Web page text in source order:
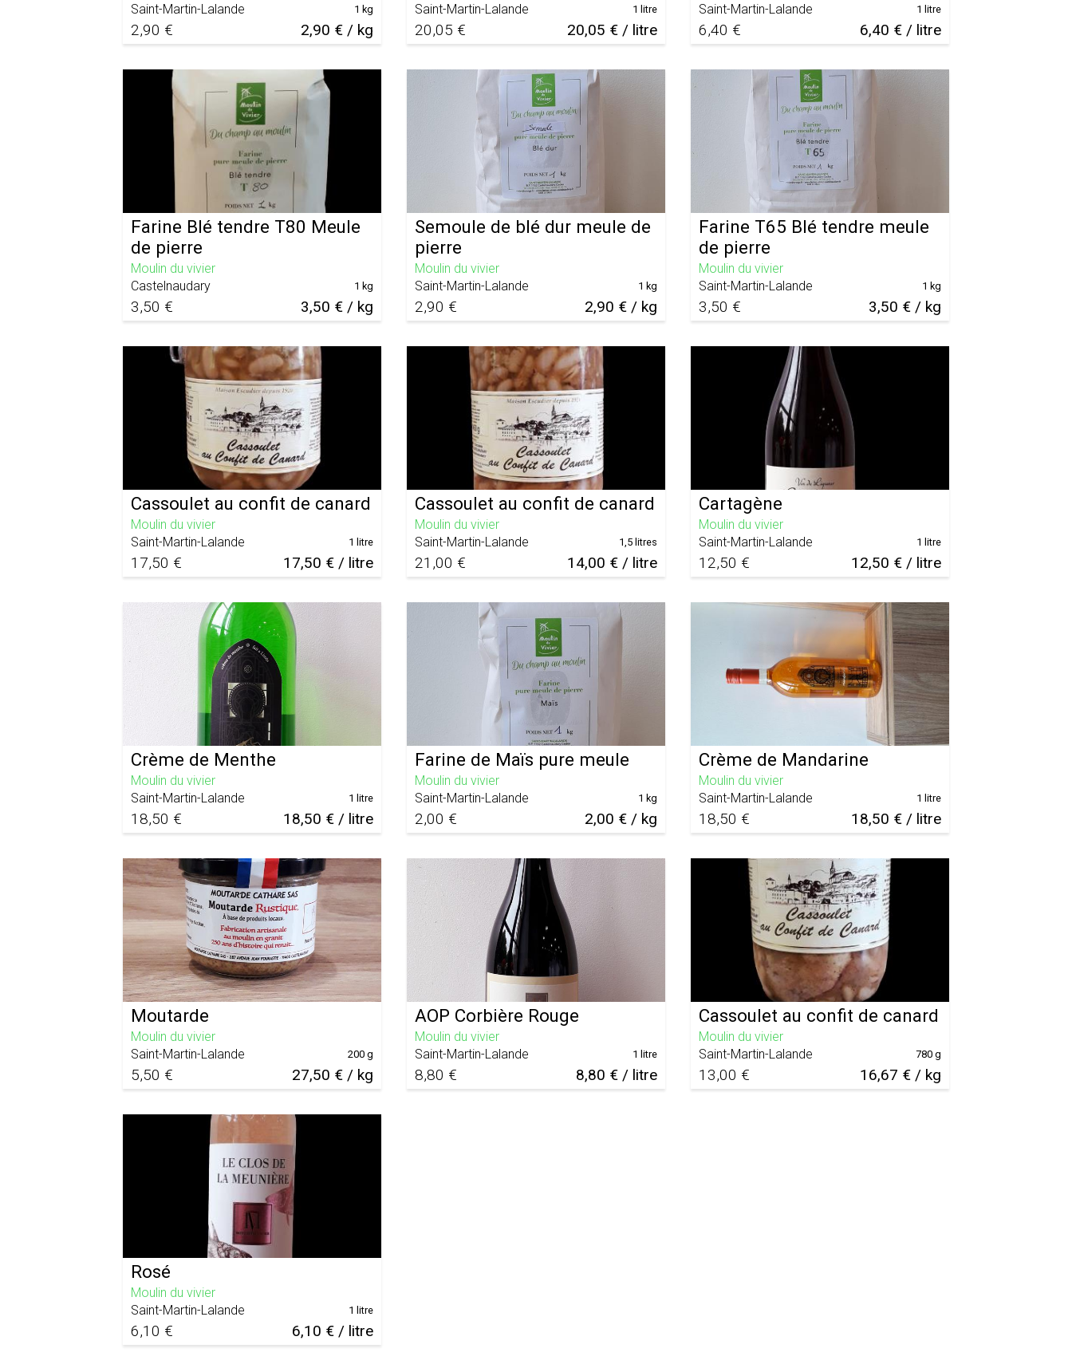
Saint-Martin-Lalande
2,90 € 2,90 € / kg
1 kg
Saint-Martin-Lalande
20,05 € 20,05 € / litre
1 litre
Saint-Martin-Lalande
6,40 € 6,40 € / litre
1 litre
Farine Blé tendre T80 Meule
de pierre
Moulin du vivier
Castelnaudary
3,50 € 3,50 € / kg
1 kg
Semoule de blé dur meule de
pierre
Moulin du vivier
Saint-Martin-Lalande
2,90 € 2,90 € / kg
1 kg
Farine T65 Blé tendre meule
de pierre
Moulin du vivier
Saint-Martin-Lalande
3,50 € 3,50 € / kg
1 kg
Cassoulet au confit de canard
Moulin du vivier
Saint-Martin-Lalande
17,50 € 17,50 € / litre
1 litre
Cassoulet au confit de canard
Moulin du vivier
Saint-Martin-Lalande
21,00 € 14,00 € / litre
1,5 litres
Cartagène
Moulin du vivier
Saint-Martin-Lalande
12,50 € 12,50 € / litre
1 litre
Crème de Menthe
Moulin du vivier
Saint-Martin-Lalande
18,50 € 18,50 € / litre
1 litre
Farine de Maïs pure meule
Moulin du vivier
Saint-Martin-Lalande
2,00 € 2,00 € / kg
1 kg
Crème de Mandarine
Moulin du vivier
Saint-Martin-Lalande
18,50 € 18,50 € / litre
1 litre
Moutarde
Moulin du vivier
Saint-Martin-Lalande
5,50 € 27,50 € / kg
200 g
AOP Corbière Rouge
Moulin du vivier
Saint-Martin-Lalande
8,80 € 8,80 € / litre
1 litre
Cassoulet au confit de canard
Moulin du vivier
Saint-Martin-Lalande
13,00 € 16,67 € / kg
780 g
Rosé
Moulin du vivier
Saint-Martin-Lalande
6,10 € 6,10 € / litre
1 litre